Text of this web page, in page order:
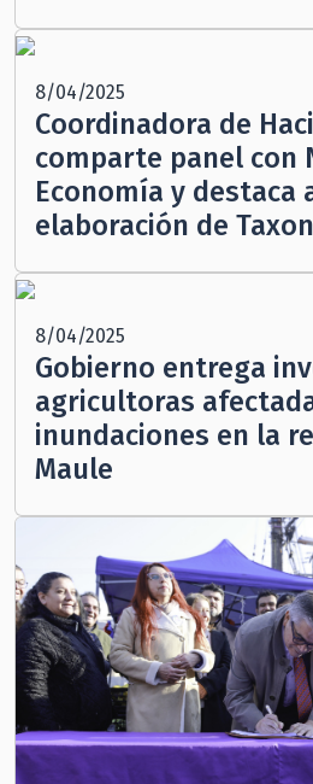
8/04/2025
Coordinadora de
comparte panel con
Economía y destaca
elaboración de
8/04/2025
Gobierno entrega
agricultoras
inundaciones en la
Maule